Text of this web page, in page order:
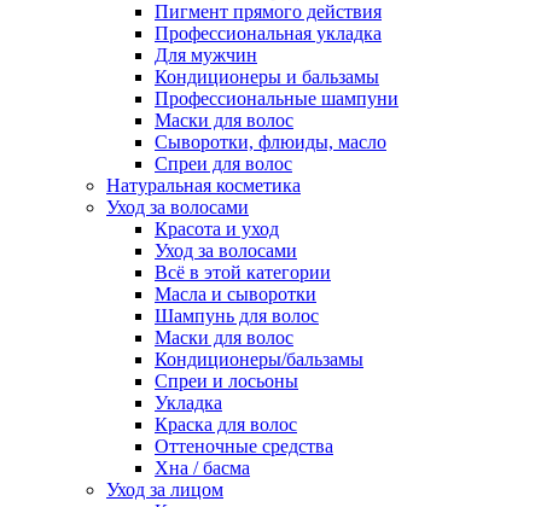
Пигмент прямого действия
Профессиональная укладка
Для мужчин
Кондиционеры и бальзамы
Профессиональные шампуни
Маски для волос
Сыворотки, флюиды, масло
Спреи для волос
Натуральная косметика
Уход за волосами
Красота и уход
Уход за волосами
Всё в этой категории
Масла и сыворотки
Шампунь для волос
Маски для волос
Кондиционеры/бальзамы
Спреи и лосьоны
Укладка
Краска для волос
Оттеночные средства
Хна / басма
Уход за лицом